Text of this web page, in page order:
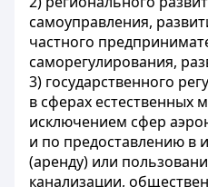
самоуправления,
частного
саморегулирования,
3) государственного
в сферах естественных
исключением сфер
и по предоставлению в
(аренду) или
канализации,